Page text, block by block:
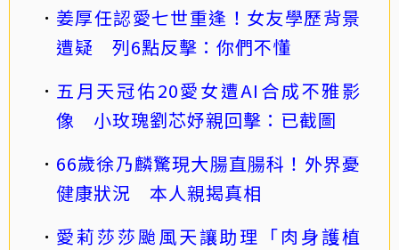
姜厚任認愛七世重逢！女友學歷背景
遭疑 列6點反擊：你們不懂
五月天冠佑20愛女遭AI合成不雅影
像 小玫瑰劉芯妤親回擊：已截圖
66歲徐乃麟驚現大腸直腸科！外界憂
健康狀況 本人親揭真相
愛莉莎莎颱風天讓助理「肉身護植